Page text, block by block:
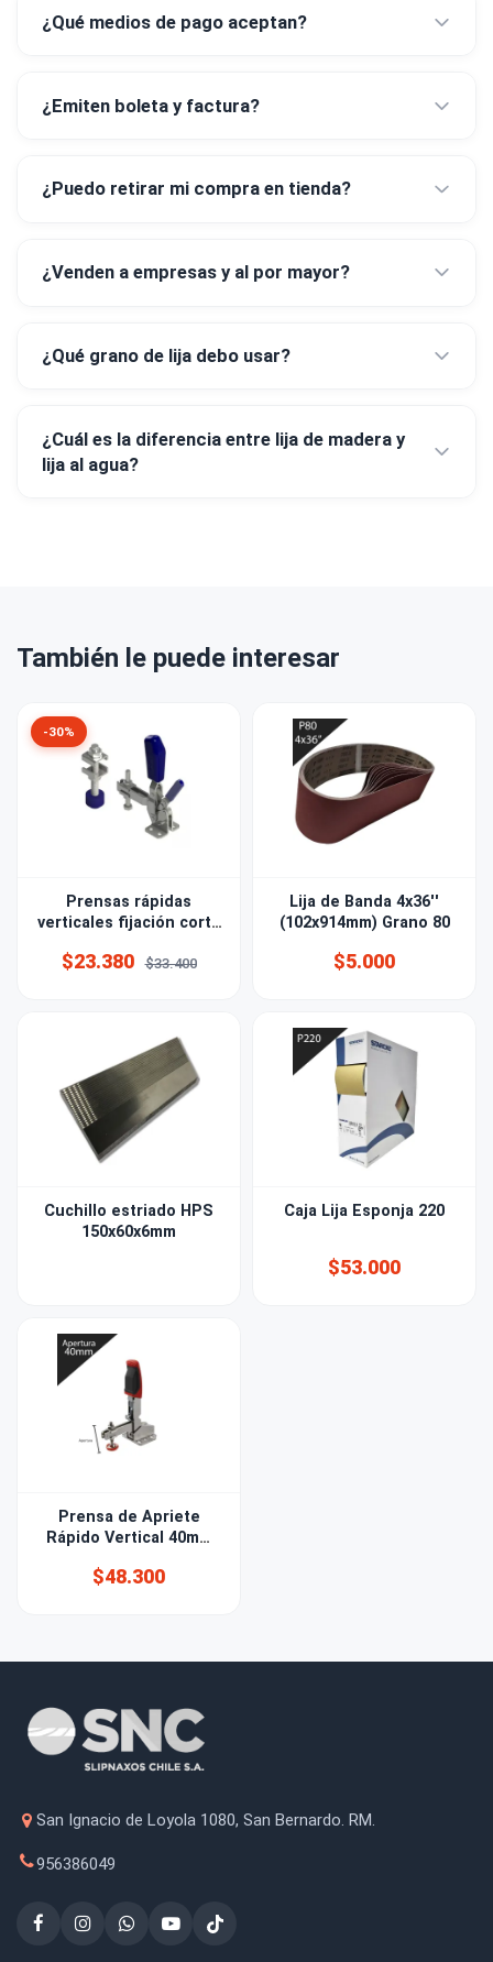
¿Qué medios de pago aceptan?
¿Emiten boleta y factura?
¿Puedo retirar mi compra en tienda?
¿Venden a empresas y al por mayor?
¿Qué grano de lija debo usar?
¿Cuál es la diferencia entre lija de madera y
lija al agua?
También le puede interesar
-30%
Prensas rápidas
verticales fijación corta
018DBTR
$23.380 $33.400
Lija de Banda 4x36''
(102x914mm) Grano 80
$5.000
Cuchillo estriado HPS
150x60x6mm
Caja Lija Esponja 220
$53.000
Prensa de Apriete
Rápido Vertical 40mm
$48.300
San Ignacio de Loyola 1080, San Bernardo. RM.
956386049